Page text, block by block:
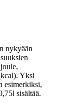
nykyään
Yksi
esimerkiksi,
sisältää.